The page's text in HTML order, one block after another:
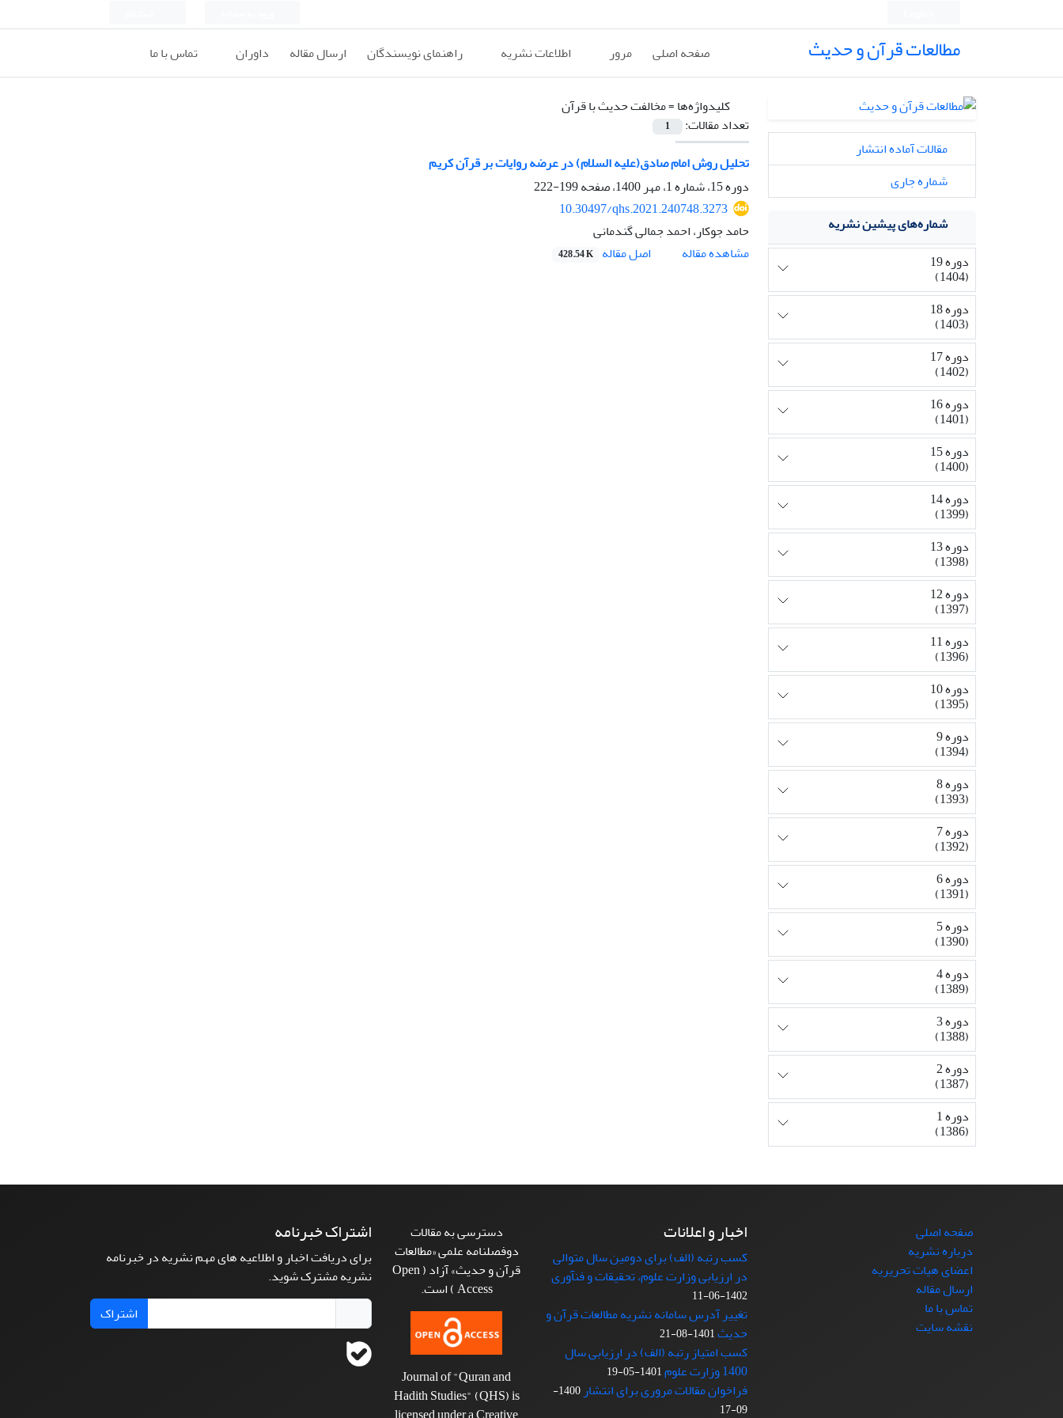
مطالعات قرآن و حدیث صفحه اصلی مرور اطلاعات نشریه راهنمای نویسندگان ارسال مقاله داوران تماس با ما
کلیدواژه‌ها =مخالفت حدیث با قرآن
تعداد مقالات:
1
تحلیل روش امام صادق(علیه السلام) در عرضه روایات بر قرآن کریم
دوره 15، شماره 1، مهر 1400، صفحه
199-222
10.30497/qhs.2021.240748.3273
حامد جوکار، احمد جمالی گندمانی
مشاهده مقاله
اصل مقاله 428.54 K
مقالات آماده انتشار
شماره جاری
شماره‌های پیشین نشریه
دوره 19
(1404)
دوره 18
(1403)
دوره 17
(1402)
دوره 16
(1401)
دوره 15
(1400)
دوره 14
(1399)
دوره 13
(1398)
دوره 12
(1397)
دوره 11
(1396)
دوره 10
(1395)
دوره 9
(1394)
دوره 8
(1393)
دوره 7
(1392)
دوره 6
(1391)
دوره 5
(1390)
دوره 4
(1389)
دوره 3
(1388)
دوره 2
(1387)
دوره 1
(1386)
صفحه اصلی
درباره نشریه
اعضای هیات تحریریه
ارسال مقاله
تماس با ما
نقشه سایت
اخبار و اعلانات
کسب رتبه (الف) برای دومین سال متوالی
در ارزیابی وزارت علوم، تحقیقات و فنآوری
1402-06-11
تغییر آدرس سامانه نشریه مطالعات قرآن و
حدیث1401-08-21
کسب امتیاز رتبه (الف) در ارزیابی سال
1400 وزارت علوم
1401-05-19
فراخوان مقالات مروری برای انتشار
1400-
09-17
دسترسی به مقالات
دوفصلنامه علمی «مطالعات
قرآن و حدیث» آزاد ( Open
Access ) است.
Journal of "Quran and
Hadith Studies" (QHS) is
اشتراک خبرنامه
برای دریافت اخبار و اطلاعیه های مهم نشریه در خبرنامه
نشریه مشترک شوید.
اشتراک